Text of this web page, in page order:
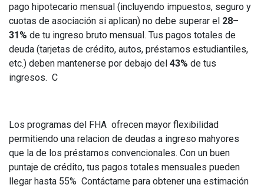
pago hipotecario mensual (incluyendo impuestos, seguro y
cuotas de asociación si aplican) no debe superar el 28–
31% de tu ingreso bruto mensual. Tus pagos totales de
deuda (tarjetas de crédito, autos, préstamos estudiantiles,
etc.) deben mantenerse por debajo del 43% de tus
ingresos. C
Los programas del FHA ofrecen mayor flexibilidad
permitiendo una relacion de deudas a ingreso mahyores
que la de los préstamos convencionales. Con un buen
puntaje de crédito, tus pagos totales mensuales pueden
llegar hasta 55% Contáctame para obtener una estimación